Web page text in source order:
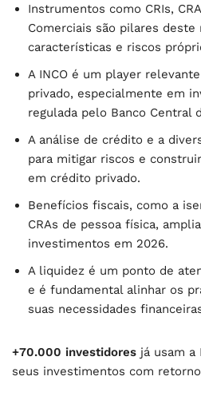
Instrumentos como CRIs,
Comerciais são pilares deste
características e riscos
A INCO é um player
privado, especialmente em
regulada pelo Banco Central
A análise de crédito e a
para mitigar riscos e
em crédito privado.
Benefícios fiscais, como a
CRAs de pessoa física,
investimentos em 2026.
A liquidez é um ponto de
e é fundamental alinhar os
suas necessidades
+70.000 investidores já usam a
seus investimentos com